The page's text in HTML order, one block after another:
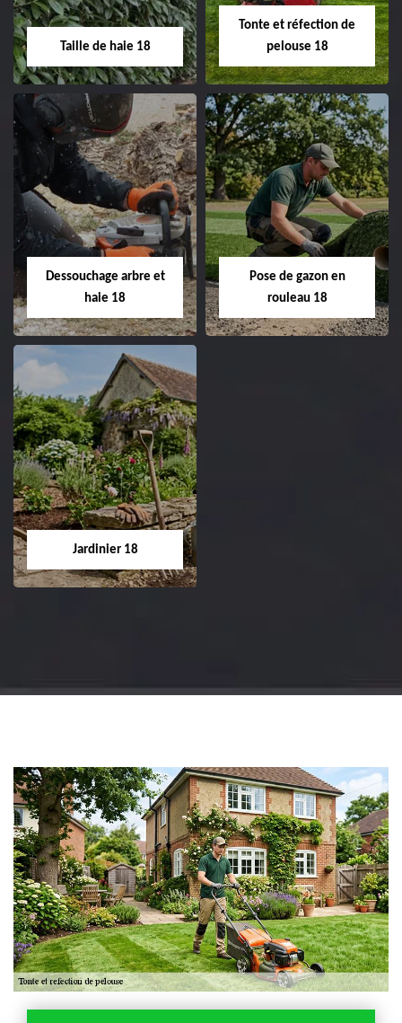
02.52.56.49.40
Taille de haie 18
Taille de haie 18
Entreprise taille de haie
18 Cher tel:
02.52.56.49.40
Tonte et réfection de
pelouse 18
Tonte et réfection
de pelouse 18
Entreprise tonte et
Cher tel: 02.52.56.49.40
Dessouchage arbre et
haie 18
Dessouchage arbre
et haie 18
Entreprise dessouchage
arbre et haie 18 Cher
Pose de gazon en
rouleau 18
Jardinier 18